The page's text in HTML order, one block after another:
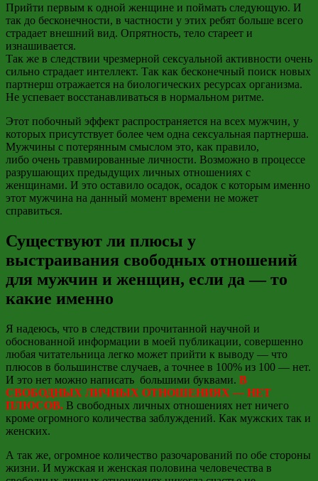
Прийти первым к одной женщине и поймать следующую. И
так до бесконечности, в частности у этих ребят больше всего
страдает внешний вид. Опрятность, тело стареет и
изнашивается.
Так же в следствии чрезмерной сексуальной активности очень
сильно страдает интеллект. Так как бесконечный поиск новых
партнерш отражается на биологических ресурсах организма.
Не успевает восстанавливаться в нормальном ритме.
Этот побочный эффект распространяется на всех мужчин, у
которых присутствует более чем одна сексуальная партнерша.
Мужчины с потерянным смыслом это, как правило,
либо очень травмированные личности. Возможно в процессе
разрушающих предыдущих личных отношениях с
женщинами. И это оставило осадок, осадок с которым именно
этот мужчина на данный момент времени не может
справиться.
Существуют ли плюсы у
выстраивания свободных отношений
для мужчин и женщин, если да — то
какие именно
Я надеюсь, что в следствии прочитанной научной и
обоснованной информации в моей публикации, совершенно
любая читательница легко может прийти к выводу — что
плюсов в большинстве случаев, а точнее в 100% из 100 — нет.
И это нет можно написать большими буквами. В
СВОБОДНЫХ ЛИЧНЫХ ОТНОШЕНИЯХ — НЕТ
ПЛЮСОВ. В свободных личных отношениях нет ничего
кроме огромного количества заблуждений. Как мужских так и
женских.
А так же, огромное количество разочарований по обе стороны
жизни. И мужская и женская половина человечества в